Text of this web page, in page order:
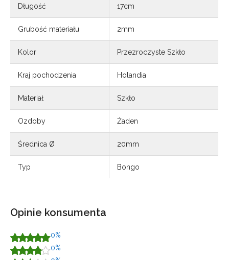
Długość 17cm
Grubość materiału 2mm
Kolor Przezroczyste Szkło
Kraj pochodzenia Holandia
Materiał Szkło
Ozdoby Żaden
Średnica Ø 20mm
Typ Bongo
Opinie konsumenta
0%
0%